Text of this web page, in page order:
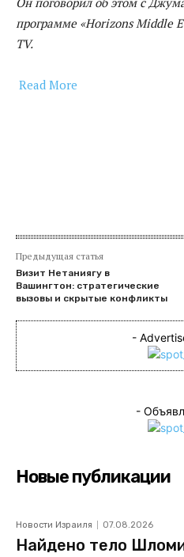
программе «Horizons Middle
TV.
Read More
Предыдущая статья
Визит Нетаниягу в
Вашингтон: стратегические
вызовы и скрытые конфликты
-
-
Новые публикации
Новости Израиля 07.08.2026
Найдено тело